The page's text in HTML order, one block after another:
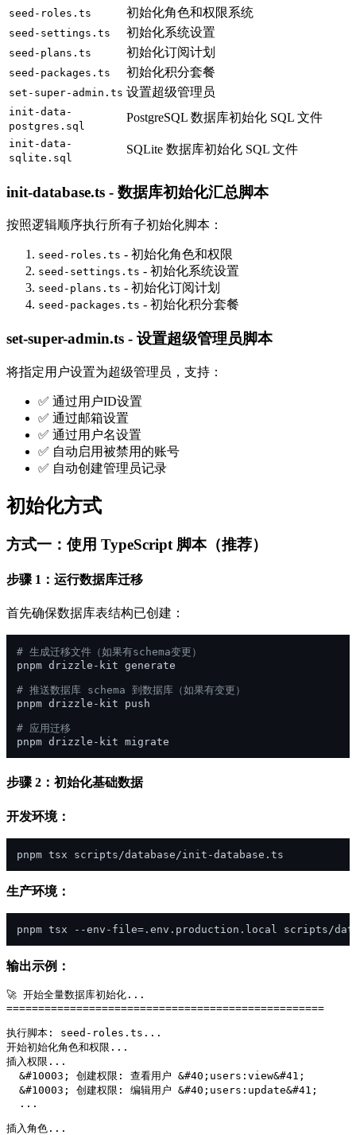
seed-roles.ts 初始化角色和权限系统
seed-settings.ts 初始化系统设置
seed-plans.ts 初始化订阅计划
seed-packages.ts 初始化积分套餐
set-super-admin.ts 设置超级管理员
init-data-
postgres.sql
PostgreSQL 数据库初始化 SQL 文件
init-data-
sqlite.sql
SQLite 数据库初始化 SQL 文件
init-database.ts - 数据库初始化汇总脚本
按照逻辑顺序执行所有子初始化脚本：
seed-roles.ts - 初始化角色和权限
seed-settings.ts - 初始化系统设置
seed-plans.ts - 初始化订阅计划
seed-packages.ts - 初始化积分套餐
set-super-admin.ts - 设置超级管理员脚本
将指定用户设置为超级管理员，支持：
✅ 通过用户ID设置
✅ 通过邮箱设置
✅ 通过用户名设置
✅ 自动启用被禁用的账号
✅ 自动创建管理员记录
初始化方式
方式一：使用 TypeScript 脚本（推荐）
步骤 1：运行数据库迁移
首先确保数据库表结构已创建：
# 生成迁移文件（如果有schema变更）
pnpm drizzle-kit generate
# 推送数据库 schema 到数据库（如果有变更）
pnpm drizzle-kit push
# 应用迁移
步骤 2：初始化基础数据
开发环境：
生产环境：
输出示例：
🚀 开始全量数据库初始化...
==================================================
执行脚本: seed-roles.ts...
开始初始化角色和权限...
插入权限...
  &#10003; 创建权限: 查看用户 &#40;users:view&#41;
  &#10003; 创建权限: 编辑用户 &#40;users:update&#41;
  ...
插入角色...